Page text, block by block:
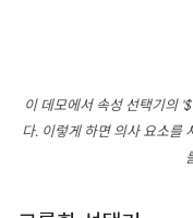
이 데모에서 속성 선택기의
다. 이렇게 하면 의사 요소를